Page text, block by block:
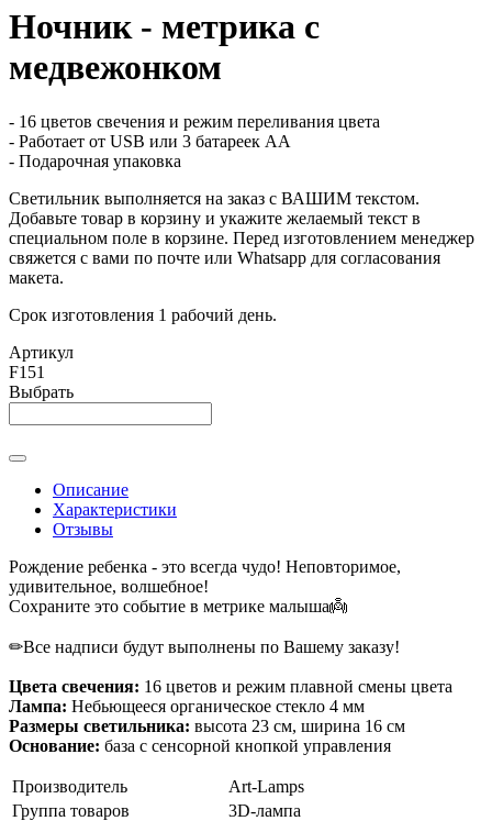
Ночник - метрика с
медвежонком
- 16 цветов свечения и режим переливания цвета
- Работает от USB или 3 батареек АА
- Подарочная упаковка
Светильник выполняется на заказ с ВАШИМ текстом.
Добавьте товар в корзину и укажите желаемый текст в
специальном поле в корзине. Перед изготовлением менеджер
свяжется с вами по почте или Whatsapp для согласования
макета.
Срок изготовления 1 рабочий день.
Артикул
F151
Выбрать
Описание
Характеристики
Отзывы
Рождение ребенка - это всегда чудо! Неповторимое,
удивительное, волшебное!
Сохраните это событие в метрике малыша👼
✏Все надписи будут выполнены по Вашему заказу!
Цвета свечения: 16 цветов и режим плавной смены цвета
Лампа: Небьющееся органическое стекло 4 мм
Размеры светильника: высота 23 см, ширина 16 см
Основание: база с сенсорной кнопкой управления
Производитель
Art-Lamps
Группа товаров
3D-лампа